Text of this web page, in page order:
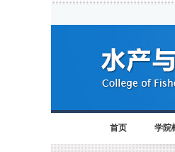
首页 学院